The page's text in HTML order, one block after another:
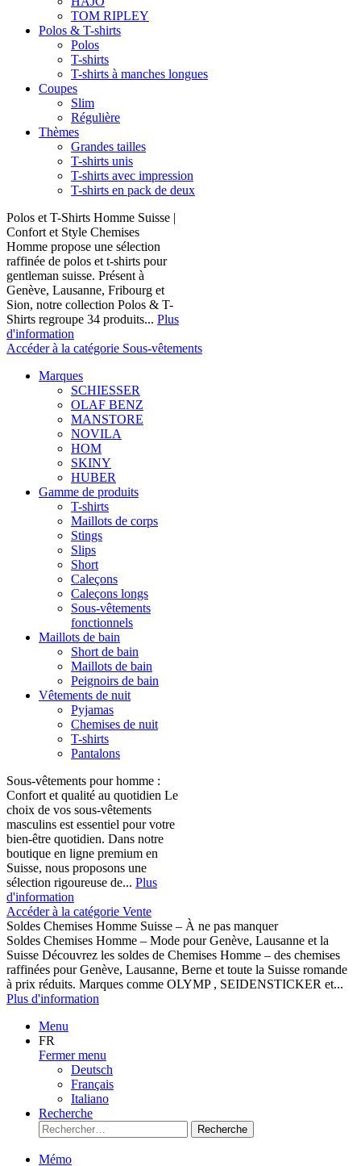
TOM RIPLEY
Polos & T-shirts
Polos
T-shirts
T-shirts à manches longues
Coupes
Slim
Régulière
Thèmes
Grandes tailles
T-shirts unis
T-shirts avec impression
T-shirts en pack de deux
Polos et T-Shirts Homme Suisse |
Confort et Style Chemises
Homme propose une sélection
raffinée de polos et t-shirts pour
gentleman suisse. Présent à
Genève, Lausanne, Fribourg et
Sion, notre collection Polos & T-
Shirts regroupe 34 produits... Plus
d'information
Accéder à la catégorie Sous-vêtements
Marques
SCHIESSER
OLAF BENZ
MANSTORE
NOVILA
HOM
SKINY
HUBER
Gamme de produits
T-shirts
Maillots de corps
Stings
Slips
Short
Caleçons
Caleçons longs
Sous-vêtements
fonctionnels
Maillots de bain
Short de bain
Maillots de bain
Peignoirs de bain
Vêtements de nuit
Pyjamas
Chemises de nuit
T-shirts
Pantalons
Sous-vêtements pour homme :
Confort et qualité au quotidien Le
choix de vos sous-vêtements
masculins est essentiel pour votre
bien-être quotidien. Dans notre
boutique en ligne premium en
Suisse, nous proposons une
sélection rigoureuse de... Plus
d'information
Accéder à la catégorie Vente
Soldes Chemises Homme Suisse – À ne pas manquer
Soldes Chemises Homme – Mode pour Genève, Lausanne et la
Suisse Découvrez les soldes de Chemises Homme – des chemises
raffinées pour Genève, Lausanne, Berne et toute la Suisse romande
à prix réduits. Marques comme OLYMP , SEIDENSTICKER et...
Plus d'information
Menu
FR
Fermer menu
Deutsch
Français
Italiano
Recherche
Recherche
Mémo